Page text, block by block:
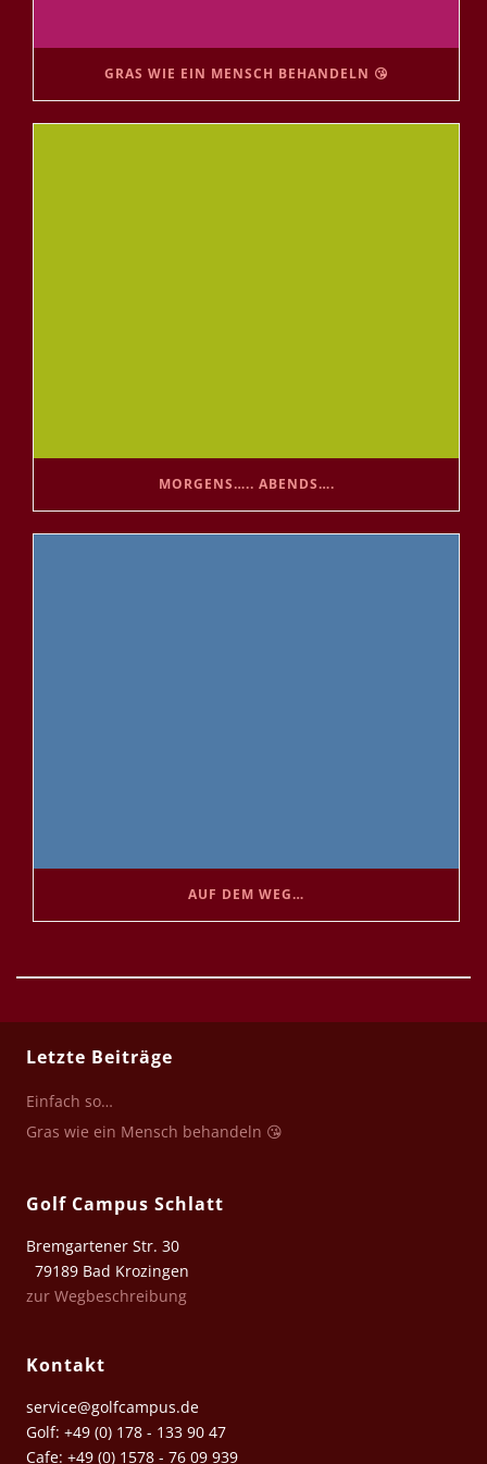
GRAS WIE EIN MENSCH BEHANDELN 😘
MORGENS….. ABENDS….
AUF DEM WEG…
Letzte Beiträge
Einfach so…
Gras wie ein Mensch behandeln 😘
Golf Campus Schlatt
Bremgartener Str. 30
79189 Bad Krozingen
zur Wegbeschreibung
Kontakt
service@golfcampus.de
Golf: +49 (0) 178 - 133 90 47
Cafe: +49 (0) 1578 - 76 09 939